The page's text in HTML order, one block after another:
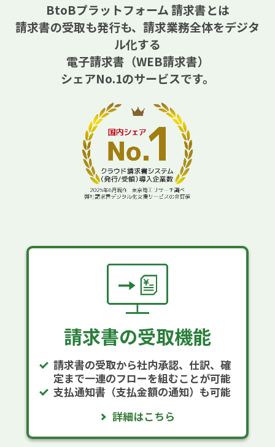
BtoBプラットフォーム 請求書とは
請求書の受取も発行も、請求業務全体をデジタ
ル化する
電子請求書（WEB請求書）
シェアNo.1のサービスです。
請求書の受取機能
請求書の受取から社内承認、仕訳、確
定まで一連のフローを組むことが可能
支払通知書（支払金額の通知）も可能
詳細はこちら